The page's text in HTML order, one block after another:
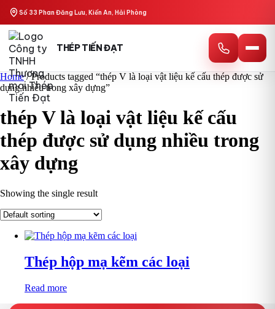
content
Số 33 Phan Đăng Lưu, Kiến An, Hải Phòng
THÉP TIẾN ĐẠT
Home/ Products tagged “thép V là loại vật liệu kế cấu thép được sử
dụng nhiều trong xây dựng”
thép V là loại vật liệu kế cấu
thép được sử dụng nhiều trong
xây dựng
Showing the single result
Thép hộp mạ kẽm các loại
Read more